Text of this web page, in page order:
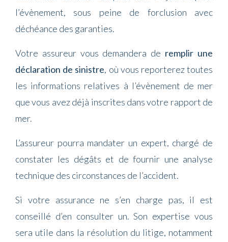
l’évènement, sous peine de forclusion avec
déchéance des garanties.
Votre assureur vous demandera de remplir une
déclaration de sinistre, où vous reporterez toutes
les informations relatives à l’évènement de mer
que vous avez déjà inscrites dans votre rapport de
mer.
L’assureur pourra mandater un expert, chargé de
constater les dégâts et de fournir une analyse
technique des circonstances de l’accident.
Si votre assurance ne s’en charge pas, il est
conseillé d’en consulter un. Son expertise vous
sera utile dans la résolution du litige, notamment